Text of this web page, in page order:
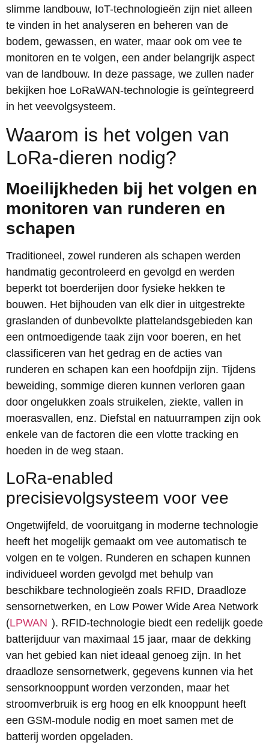
slimme landbouw, IoT-technologieën zijn niet alleen
te vinden in het analyseren en beheren van de
bodem, gewassen, en water, maar ook om vee te
monitoren en te volgen, een ander belangrijk aspect
van de landbouw. In deze passage, we zullen nader
bekijken hoe LoRaWAN-technologie is geïntegreerd
in het veevolgsysteem.
Waarom is het volgen van
LoRa-dieren nodig?
Moeilijkheden bij het volgen en
monitoren van runderen en
schapen
Traditioneel, zowel runderen als schapen werden
handmatig gecontroleerd en gevolgd en werden
beperkt tot boerderijen door fysieke hekken te
bouwen. Het bijhouden van elk dier in uitgestrekte
graslanden of dunbevolkte plattelandsgebieden kan
een ontmoedigende taak zijn voor boeren, en het
classificeren van het gedrag en de acties van
runderen en schapen kan een hoofdpijn zijn. Tijdens
beweiding, sommige dieren kunnen verloren gaan
door ongelukken zoals struikelen, ziekte, vallen in
moerasvallen, enz. Diefstal en natuurrampen zijn ook
enkele van de factoren die een vlotte tracking en
hoeden in de weg staan.
LoRa-enabled
precisievolgsysteem voor vee
Ongetwijfeld, de vooruitgang in moderne technologie
heeft het mogelijk gemaakt om vee automatisch te
volgen en te volgen. Runderen en schapen kunnen
individueel worden gevolgd met behulp van
beschikbare technologieën zoals RFID, Draadloze
sensornetwerken, en Low Power Wide Area Network
(LPWAN ). RFID-technologie biedt een redelijk goede
batterijduur van maximaal 15 jaar, maar de dekking
van het gebied kan niet ideaal genoeg zijn. In het
draadloze sensornetwerk, gegevens kunnen via het
sensorknooppunt worden verzonden, maar het
stroomverbruik is erg hoog en elk knooppunt heeft
een GSM-module nodig en moet samen met de
batterij worden opgeladen.